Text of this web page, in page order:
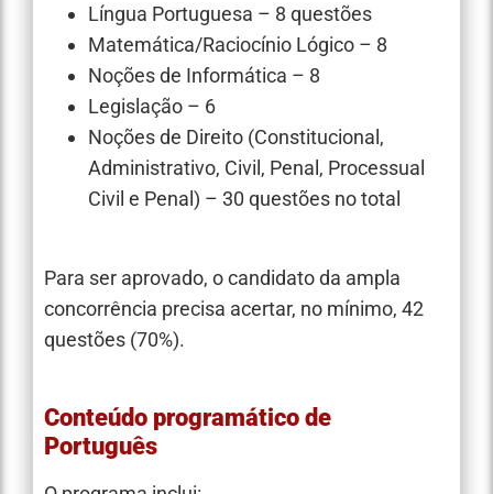
Língua Portuguesa – 8 questões
Matemática/Raciocínio Lógico – 8
Noções de Informática – 8
Legislação – 6
Noções de Direito (Constitucional,
Administrativo, Civil, Penal, Processual
Civil e Penal) – 30 questões no total
Para ser aprovado, o candidato da ampla
concorrência precisa acertar, no mínimo, 42
questões (70%).
Conteúdo programático de
Português